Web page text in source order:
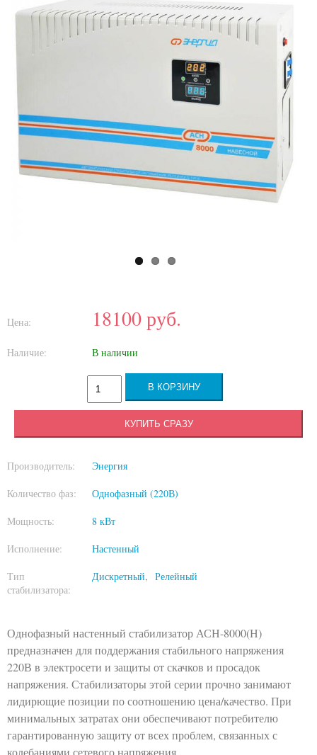
Цена: 18100руб.
Наличие: В наличии
КУПИТЬ СРАЗУ
Производитель: Энергия
Количество фаз: Однофазный (220В)
Мощность: 8 кВт
Исполнение: Настенный
Тип
стабилизатора:
Дискретный Релейный
Однофазный настенный стабилизатор АСН-8000(Н)
предназначен для поддержания стабильного напряжения
220В в электросети и защиты от скачков и просадок
напряжения. Стабилизаторы этой серии прочно занимают
лидирющие позиции по соотношению цена/качество. При
минимальных затратах они обеспечивают потребителю
гарантированную защиту от всех проблем, связанных с
колебаниями сетевого напряжения.